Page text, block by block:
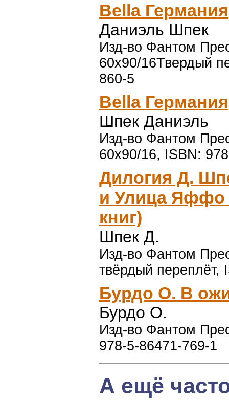
Bella Германия
Даниэль Шпек
Изд-во Фантом
60x90/16Твердый
860-5
Bella Германия
Шпек Даниэль
Изд-во Фантом
60x90/16, ISBN:
Дилогия Д.
и Улица Яффо
книг)
Шпек Д.
Изд-во Фантом
твёрдый переплёт,
Бурдо О. В
Бурдо О.
Изд-во Фантом
978-5-86471-769-1
А ещё